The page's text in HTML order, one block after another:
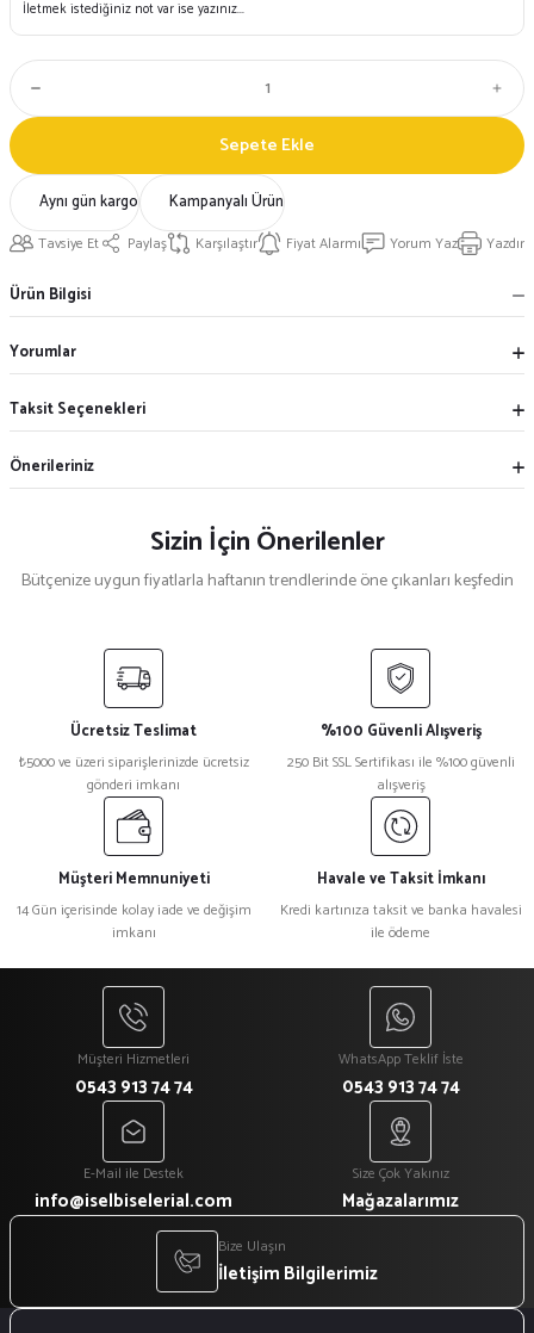
Sepete Ekle
Aynı gün kargo Kampanyalı Ürün
Tavsiye Et Paylaş Karşılaştır Fiyat Alarmı Yorum Yaz Yazdır
Ürün Bilgisi
Yorumlar
Taksit Seçenekleri
Önerileriniz
Sizin İçin Önerilenler
Bütçenize uygun fiyatlarla haftanın trendlerinde öne çıkanları keşfedin
Siyah Polar Şal
₺ 250
Gri Polar Şal
₺ 250
₺ 220
Mavi Polar Şal
₺ 250
Ücretsiz Teslimat
₺5000 ve üzeri siparişlerinizde ücretsiz
gönderi imkanı
%100 Güvenli Alışveriş
250 Bit SSL Sertifikası ile %100 güvenli
alışveriş
Müşteri Memnuniyeti
14 Gün içerisinde kolay iade ve değişim
imkanı
Havale ve Taksit İmkanı
Kredi kartınıza taksit ve banka havalesi
ile ödeme
Müşteri Hizmetleri
0543 913 74 74
WhatsApp Teklif İste
0543 913 74 74
E-Mail ile Destek
info@iselbiselerial.com
Size Çok Yakınız
Mağazalarımız
Bize Ulaşın
İletişim Bilgilerimiz